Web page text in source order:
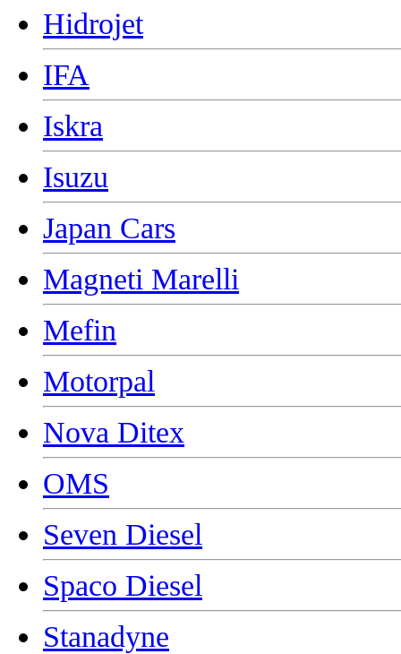
Hidrojet
IFA
Iskra
Isuzu
Japan Cars
Magneti Marelli
Mefin
Motorpal
Nova Ditex
OMS
Seven Diesel
Spaco Diesel
Stanadyne